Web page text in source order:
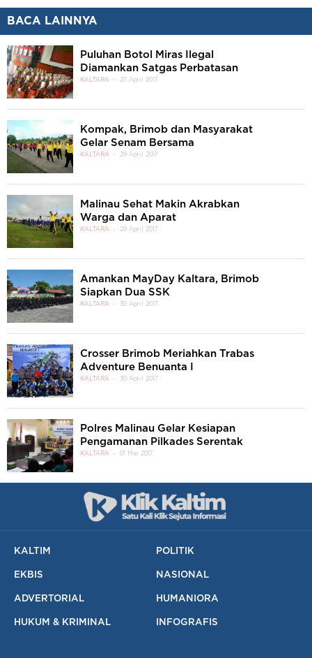
BACA LAINNYA
Puluhan Botol Miras Ilegal
Diamankan Satgas Perbatasan
KALTARA 27 April 2017
Kompak, Brimob dan Masyarakat
Gelar Senam Bersama
KALTARA 29 April 2017
Malinau Sehat Makin Akrabkan
Warga dan Aparat
KALTARA 29 April 2017
Amankan MayDay Kaltara, Brimob
Siapkan Dua SSK
KALTARA 30 April 2017
Crosser Brimob Meriahkan Trabas
Adventure Benuanta I
KALTARA 30 April 2017
Polres Malinau Gelar Kesiapan
Pengamanan Pilkades Serentak
KALTARA 01 Mei 2017
KALTIM POLITIK
EKBIS NASIONAL
ADVERTORIAL HUMANIORA
HUKUM & KRIMINAL INFOGRAFIS